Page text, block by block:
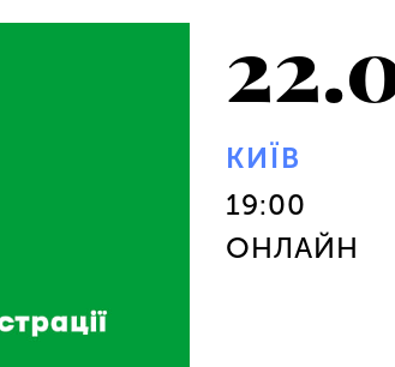
КИЇВ
19:00
ОНЛАЙН